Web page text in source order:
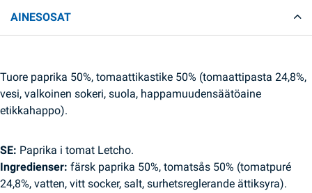
AINESOSAT
Tuore paprika 50%, tomaattikastike 50% (tomaattipasta 24,8%,
vesi, valkoinen sokeri, suola, happamuudensäätöaine
etikkahappo).
SE: Paprika i tomat Letcho.
Ingredienser: färsk paprika 50%, tomatsås 50% (tomatpuré
24,8%, vatten, vitt socker, salt, surhetsreglerande ättiksyra).